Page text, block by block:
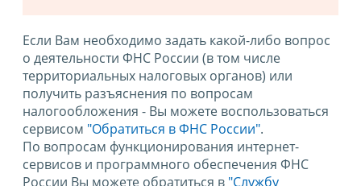
Если Вам необходимо задать какой-либо вопрос
о деятельности ФНС России (в том числе
территориальных налоговых органов) или
получить разъяснения по вопросам
налогообложения - Вы можете воспользоваться
сервисом "Обратиться в ФНС России".
По вопросам функционирования интернет-
сервисов и программного обеспечения ФНС
России Вы можете обратиться в "Службу